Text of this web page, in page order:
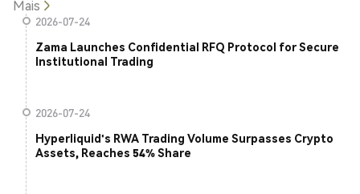
Mais
2026-07-24
Zama Launches Confidential RFQ Protocol for Secure
Institutional Trading
2026-07-24
Hyperliquid's RWA Trading Volume Surpasses Crypto
Assets, Reaches 54% Share